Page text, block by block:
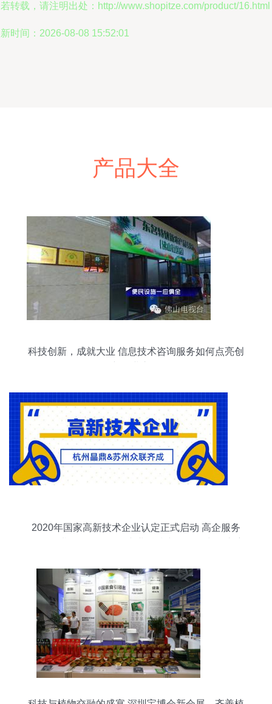
转载，请注明出处：http://www.shopitze.com/product/16.html
时间：2026-08-08 15:52:01
产品大全
科技创新，成就大业 信息技术咨询服务如何点亮创
2020年国家高新技术企业认定正式启动 高企服务